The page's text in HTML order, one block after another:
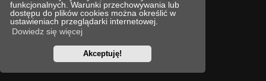
funkcjonalnych. Warunki przechowywania lub
dostępu do plików cookies można określić w
ustawieniach przeglądarki internetowej.
Dowiedz się więcej
Akceptuję!